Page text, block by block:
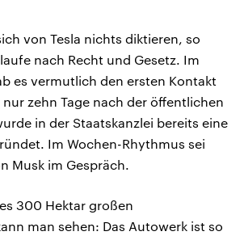
von Tesla nichts diktieren, so
nach Recht und Gesetz. Im
es vermutlich den ersten Kontakt
nur zehn Tage nach der öffentlichen
in der Staatskanzlei bereits eine
Im Wochen-Rhythmus sei
Musk im Gespräch.
300 Hektar großen
man sehen: Das Autowerk ist so